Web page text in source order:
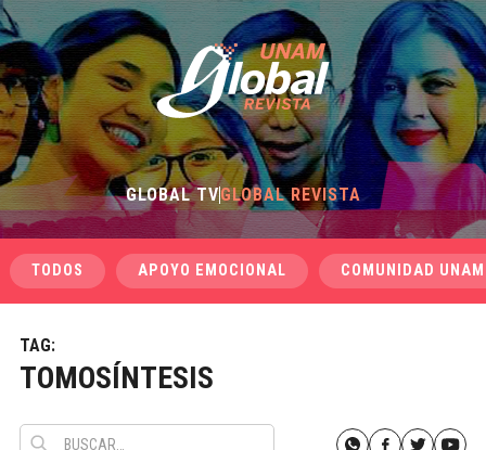
GLOBAL TVGLOBAL REVISTA
TODOS APOYO EMOCIONAL COMUNIDAD UNAM
TAG:
TOMOSÍNTESIS